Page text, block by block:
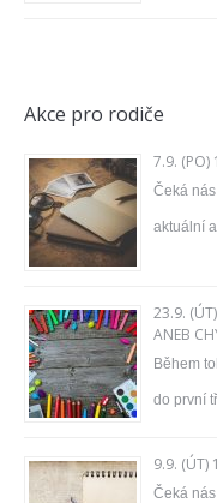
Akce pro rodiče
7.9. (PO)
Čeká
aktuální
23.9.
ANEB
Během
do první
9.9. (ÚT)
Čeká